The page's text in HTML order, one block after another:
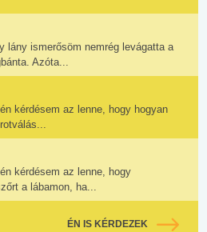
lány ismerősöm nemrég levágatta a
Azóta...
kérdésem az lenne, hogy hogyan
kérdésem az lenne, hogy
a lábamon, ha...
ÉN IS KÉRDEZEK